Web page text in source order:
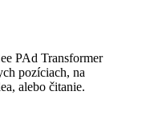
PAd Transformer
pozíciach, na
alebo čitanie.